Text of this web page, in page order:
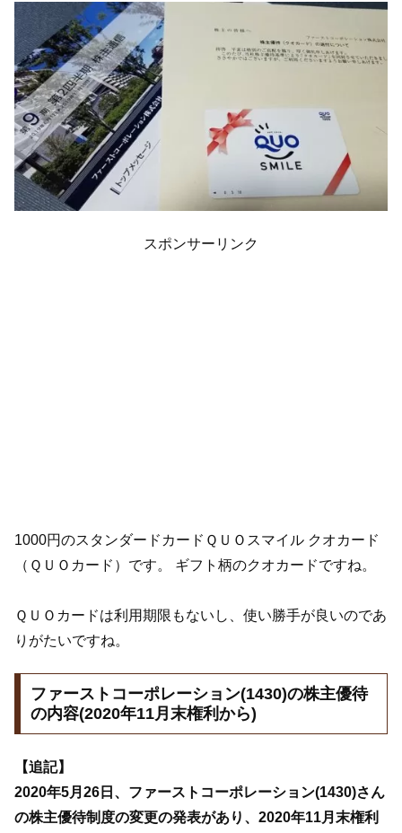
スポンサーリンク
1000円のスタンダードカードＱＵＯスマイル クオカード
（ＱＵＯカード）です。 ギフト柄のクオカードですね。
ＱＵＯカードは利用期限もないし、使い勝手が良いのであ
りがたいですね。
ファーストコーポレーション(1430)の株主優待
の内容(2020年11月末権利から)
【追記】
2020年5月26日、ファーストコーポレーション(1430)さん
の株主優待制度の変更の発表があり、2020年11月末権利